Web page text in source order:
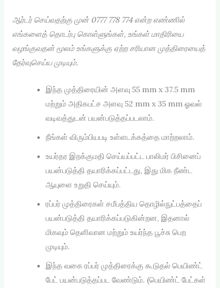
ஆர்டர் செய்வதற்கு முன் 0777 778 774என்ற எண்ணில்
எங்களைத் தொடர்பு கொள்ளுங்கள், உங்கள் மாதிரியை
வழங்குவதன் மூலம் உங்களுக்கு ஏற்ற சரியான முத்திரையைத்
தேர்வுசெய்ய முடியும்.
இந்த முத்திரையின் அளவு 55 mm x 37.5 mm
மற்றும் அதிகபட்ச அளவு 52 mm x 35 mm ஓவல்
வடிவத்துடன் பயன்படுத்தப்படலாம்.
நீங்கள் விரும்பியபடி உள்ளடக்கத்தை மாற்றலாம்.
உயர்தர இறக்குமதி செய்யப்பட்ட பாலிமர் பிசினைப்
பயன்படுத்தி தயாரிக்கப்பட்டது, இது மிக நீண்ட
ஆயுளை உறுதி செய்யும்.
ரப்பர் முத்திரைகள் சமீபத்திய தொழில்நுட்பத்தைப்
பயன்படுத்தி தயாரிக்கப்படுகின்றன, இதனால்
மிகவும் தெளிவான மற்றும் உயர்ந்த பூச்சு பெற
முடியும்.
இந்த வகை ரப்பர் முத்திரைக்கு கூடுதல் பெயிண்ட்
பேட் பயன்படுத்தப்பட வேண்டும். (பெயிண்ட் பேட்கள்